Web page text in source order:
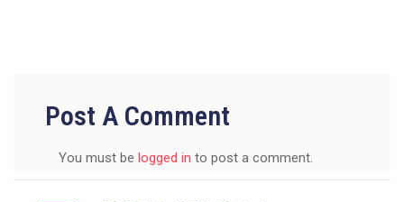
Post A Comment
You must be logged in to post a comment.